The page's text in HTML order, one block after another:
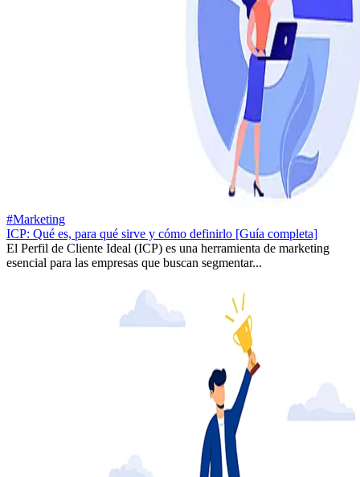
#Marketing
ICP: Qué es, para qué sirve y cómo definirlo [Guía completa]
El Perfil de Cliente Ideal (ICP) es una herramienta de marketing
esencial para las empresas que buscan segmentar...